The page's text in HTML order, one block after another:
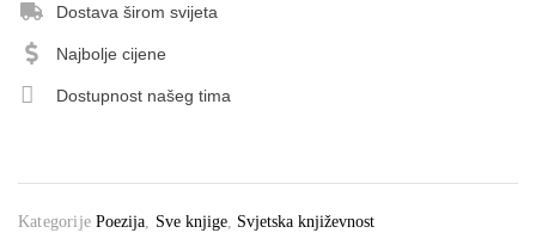
Dostava širom svijeta
Najbolje cijene
Dostupnost našeg tima
Kategorije Poezija, Sve knjige, Svjetska književnost